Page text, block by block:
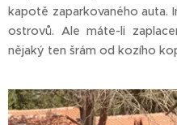
kapotě zaparkovaného auta.
ostrovů. Ale máte-li
nějaký ten šrám od kozího